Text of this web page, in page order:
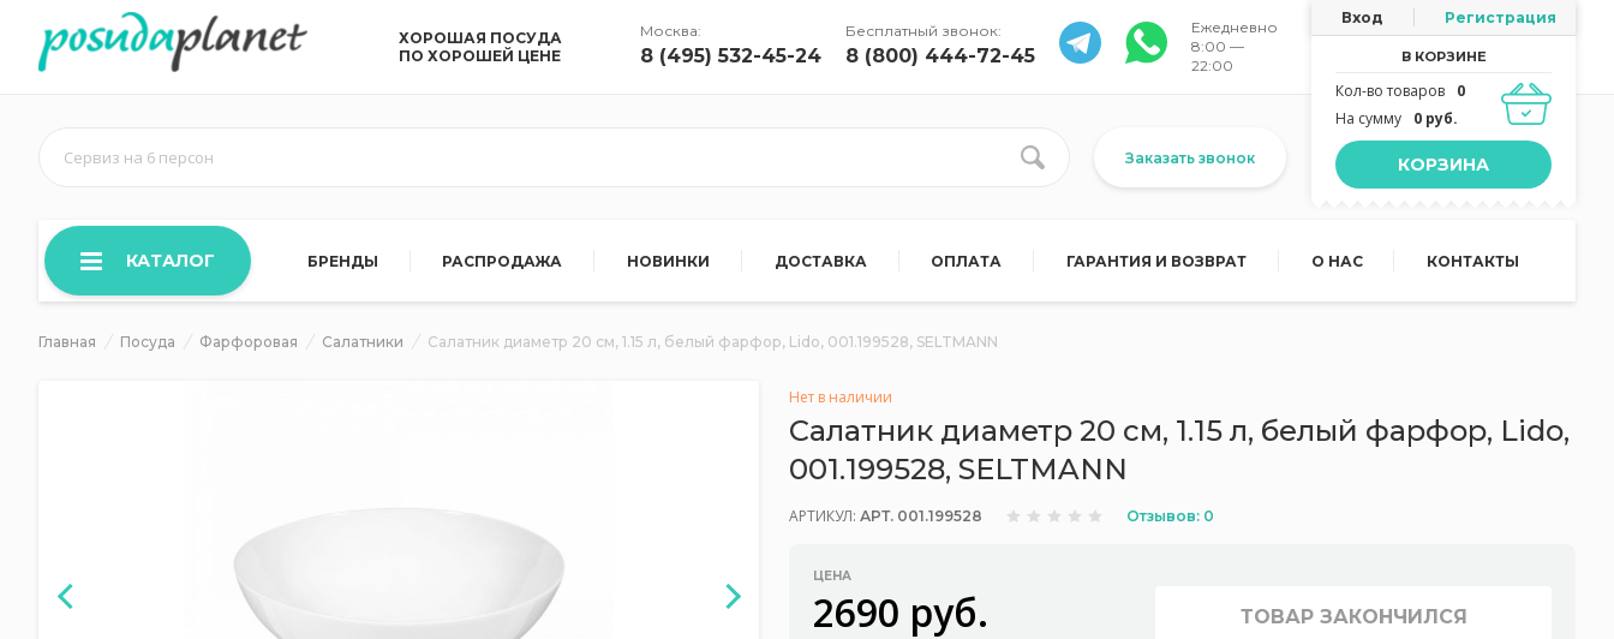
ХОРОШАЯ ПОСУДА
ПО ХОРОШЕЙ ЦЕНЕ
Москва:
8 (495) 532-45-24
Бесплатный звонок:
8 (800) 444-72-45
Ежедневно
8:00 —
22:00
Вход Регистрация
В КОРЗИНЕ
Кол-во товаров
0
На сумму
0 руб.
КОРЗИНА
Сервиз на 6 персон Заказать звонок
КАТАЛОГ БРЕНДЫ РАСПРОДАЖА НОВИНКИ ДОСТАВКА ОПЛАТА ГАРАНТИЯ И ВОЗВРАТ О НАС КОНТАКТЫ
Главная Посуда Фарфоровая Салатники Салатник диаметр 20 см, 1.15 л, белый фарфор, Lido, 001.199528, SELTMANN
Нет в наличии
Салатник диаметр 20 см, 1.15 л, белый фарфор, Lido,
001.199528, SELTMANN
АРТИКУЛ: АРТ. 001.199528 Отзывов: 0
ЦЕНА
2690 руб. ТОВАР ЗАКОНЧИЛСЯ